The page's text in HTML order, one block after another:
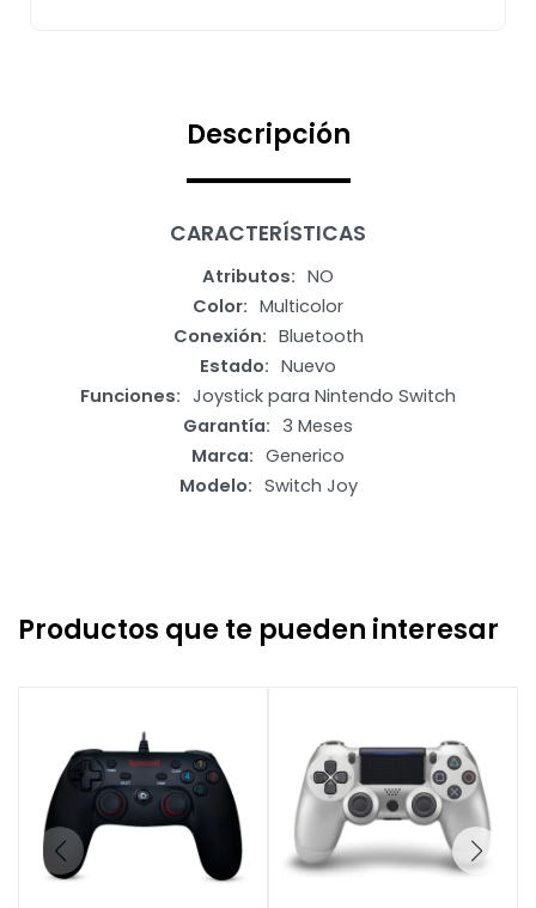
Descripción
CARACTERÍSTICAS
Atributos
NO
Color
Multicolor
Conexión
Bluetooth
Estado
Nuevo
Funciones
Joystick para Nintendo Switch
Garantía
3 Meses
Marca
Generico
Modelo
Switch Joy
Productos que te pueden interesar